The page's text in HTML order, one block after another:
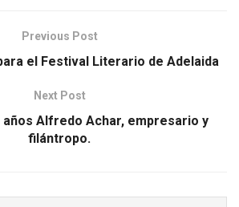
Previous Post
el Festival Literario de Adelaida
Next Post
años Alfredo Achar, empresario y
filántropo.